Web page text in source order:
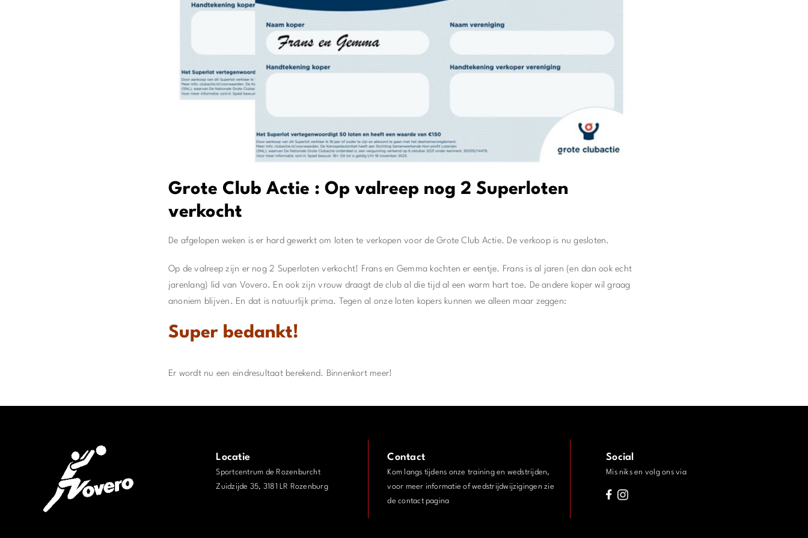
Grote Club Actie : Op valreep nog 2 Superloten
verkocht
De afgelopen weken is er hard gewerkt om loten te verkopen voor de Grote Club Actie. De verkoop is nu gesloten.
Op de valreep zijn er nog 2 Superloten verkocht! Frans en Gemma kochten er eentje. Frans is al jaren (en dan ook echt
jarenlang) lid van Vovero. En ook zijn vrouw draagt de club al die tijd al een warm hart toe. De andere koper wil graag
anoniem blijven. En dat is natuurlijk prima. Tegen al onze loten kopers kunnen we alleen maar zeggen:
Super bedankt!
Er wordt nu een eindresultaat berekend. Binnenkort meer!
Locatie
Sportcentrum de Rozenburcht
Zuidzijde 35, 3181 LR Rozenburg
Contact
Kom langs tijdens onze training en wedstrijden,
voor meer informatie of wedstrijdwijzigingen zie
de contact pagina
Social
Mis niks en volg ons via